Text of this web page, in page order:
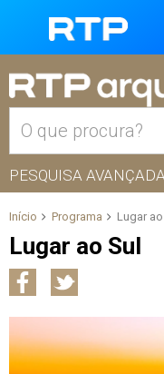
PESQUISA
Início Programa Lugar ao
Lugar ao Sul